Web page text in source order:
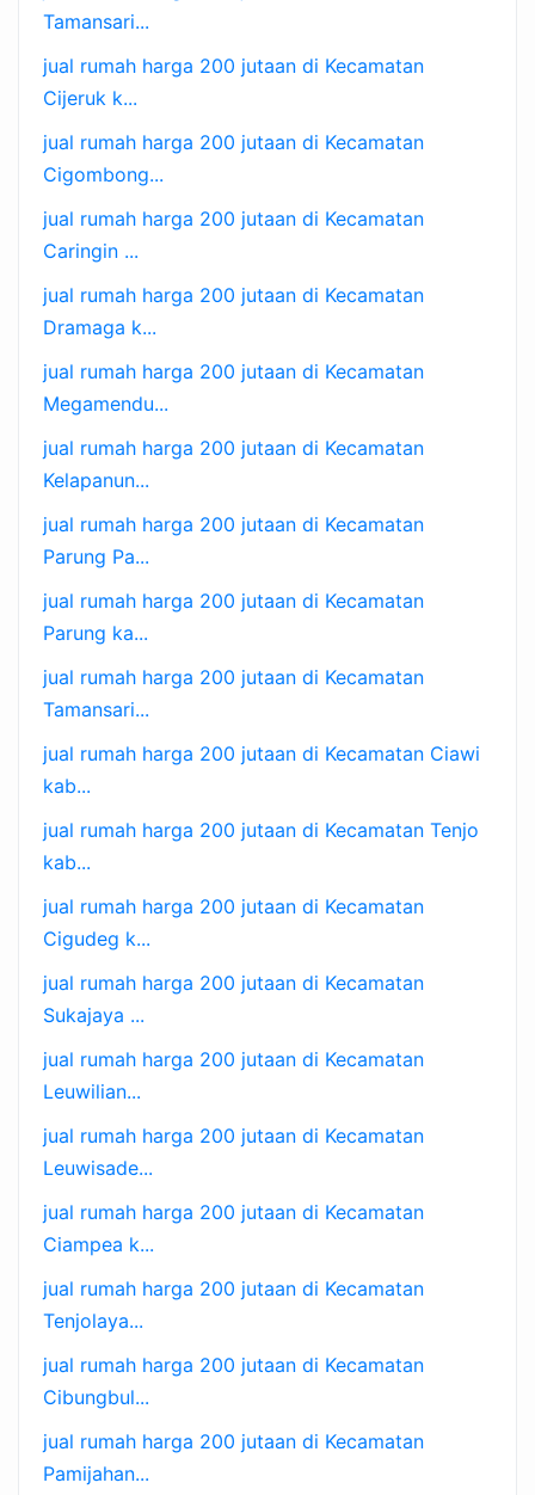
Tamansari...
jual rumah harga 200 jutaan di Kecamatan
Cijeruk k...
jual rumah harga 200 jutaan di Kecamatan
Cigombong...
jual rumah harga 200 jutaan di Kecamatan
Caringin ...
jual rumah harga 200 jutaan di Kecamatan
Dramaga k...
jual rumah harga 200 jutaan di Kecamatan
Megamendu...
jual rumah harga 200 jutaan di Kecamatan
Kelapanun...
jual rumah harga 200 jutaan di Kecamatan
Parung Pa...
jual rumah harga 200 jutaan di Kecamatan
Parung ka...
jual rumah harga 200 jutaan di Kecamatan
Tamansari...
jual rumah harga 200 jutaan di Kecamatan Ciawi
kab...
jual rumah harga 200 jutaan di Kecamatan Tenjo
kab...
jual rumah harga 200 jutaan di Kecamatan
Cigudeg k...
jual rumah harga 200 jutaan di Kecamatan
Sukajaya ...
jual rumah harga 200 jutaan di Kecamatan
Leuwilian...
jual rumah harga 200 jutaan di Kecamatan
Leuwisade...
jual rumah harga 200 jutaan di Kecamatan
Ciampea k...
jual rumah harga 200 jutaan di Kecamatan
Tenjolaya...
jual rumah harga 200 jutaan di Kecamatan
Cibungbul...
jual rumah harga 200 jutaan di Kecamatan
Pamijahan...